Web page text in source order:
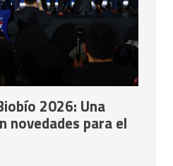
2026: Una
novedades para el